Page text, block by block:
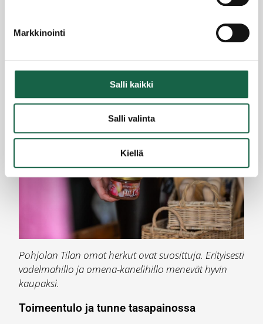
Markkinointi
Salli kaikki
Salli valinta
Kiellä
Seuraava iltapäivätee järjestetään kesäkuussa
haluamme tarjota kävijöille muistoja, jotka
Pohjolan Tilan omat herkut ovat suosittuja. Erityisesti
vadelmahillo ja omena-kanelihillo menevät hyvin
kaupaksi.
Toimeentulo ja tunne tasapainossa